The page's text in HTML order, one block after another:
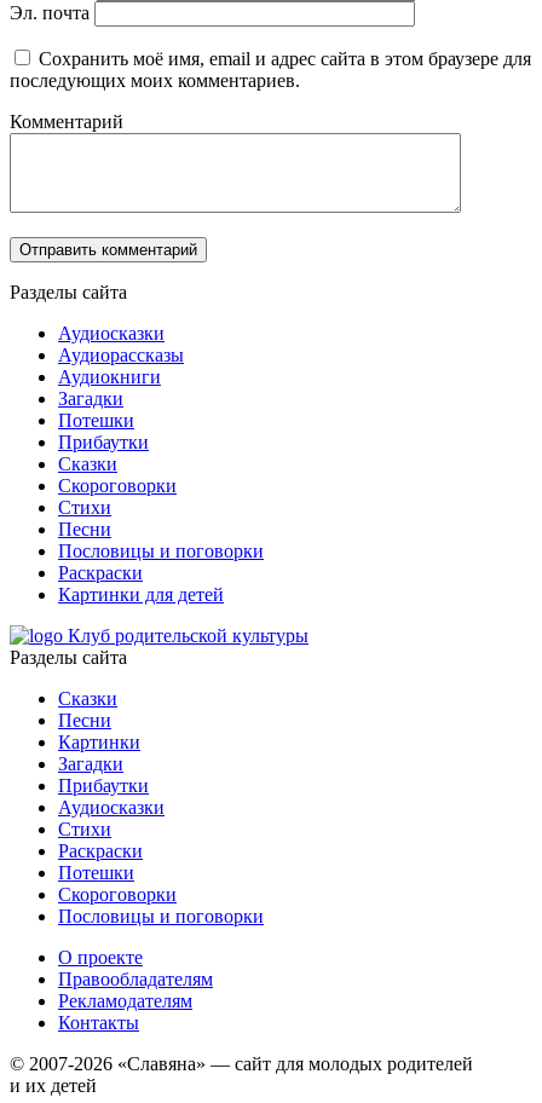
Эл. почта
Сохранить моё имя, email и адрес сайта в этом браузере для
последующих моих комментариев.
Комментарий
Разделы сайта
Аудиосказки
Аудиорассказы
Аудиокниги
Загадки
Потешки
Прибаутки
Сказки
Скороговорки
Стихи
Песни
Пословицы и поговорки
Раскраски
Картинки для детей
Клуб родительской культуры
Разделы сайта
Сказки
Песни
Картинки
Загадки
Прибаутки
Аудиосказки
Стихи
Раскраски
Потешки
Скороговорки
Пословицы и поговорки
О проекте
Правообладателям
Рекламодателям
Контакты
© 2007-2026 «Славяна» — сайт для молодых родителей
и их детей